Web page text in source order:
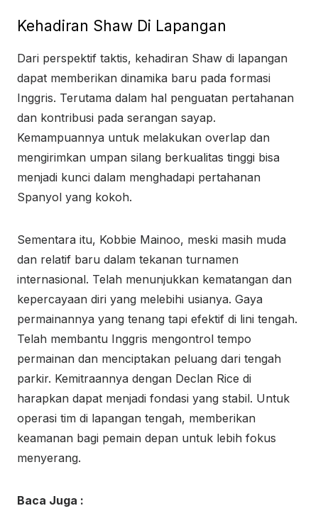
Kehadiran Shaw Di Lapangan
Dari perspektif taktis, kehadiran Shaw di lapangan
dapat memberikan dinamika baru pada formasi
Inggris. Terutama dalam hal penguatan pertahanan
dan kontribusi pada serangan sayap.
Kemampuannya untuk melakukan overlap dan
mengirimkan umpan silang berkualitas tinggi bisa
menjadi kunci dalam menghadapi pertahanan
Spanyol yang kokoh.
Sementara itu, Kobbie Mainoo, meski masih muda
dan relatif baru dalam tekanan turnamen
internasional. Telah menunjukkan kematangan dan
kepercayaan diri yang melebihi usianya. Gaya
permainannya yang tenang tapi efektif di lini tengah.
Telah membantu Inggris mengontrol tempo
permainan dan menciptakan peluang dari tengah
parkir. Kemitraannya dengan Declan Rice di
harapkan dapat menjadi fondasi yang stabil. Untuk
operasi tim di lapangan tengah, memberikan
keamanan bagi pemain depan untuk lebih fokus
menyerang.
Baca Juga :